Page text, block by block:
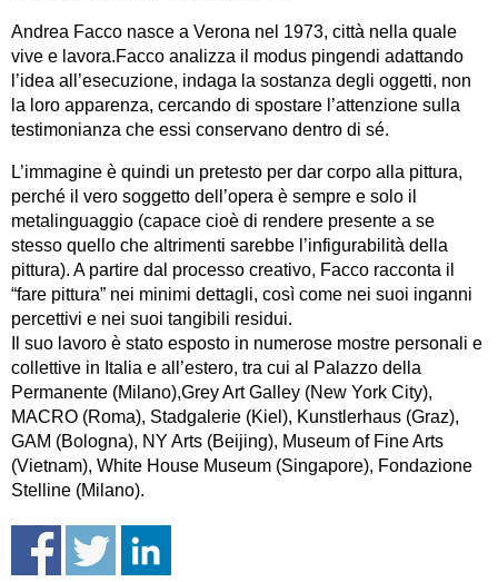
Andrea Facco nasce a Verona nel 1973, città nella quale
vive e lavora.Facco analizza il modus pingendi adattando
l’idea all’esecuzione, indaga la sostanza degli oggetti, non
la loro apparenza, cercando di spostare l’attenzione sulla
testimonianza che essi conservano dentro di sé.
L’immagine è quindi un pretesto per dar corpo alla pittura,
perché il vero soggetto dell’opera è sempre e solo il
metalinguaggio (capace cioè di rendere presente a se
stesso quello che altrimenti sarebbe l’infigurabilità della
pittura). A partire dal processo creativo, Facco racconta il
“fare pittura” nei minimi dettagli, così come nei suoi inganni
percettivi e nei suoi tangibili residui.
Il suo lavoro è stato esposto in numerose mostre personali e
collettive in Italia e all’estero, tra cui al Palazzo della
Permanente (Milano),Grey Art Galley (New York City),
MACRO (Roma), Stadgalerie (Kiel), Kunstlerhaus (Graz),
GAM (Bologna), NY Arts (Beijing), Museum of Fine Arts
(Vietnam), White House Museum (Singapore), Fondazione
Stelline (Milano).